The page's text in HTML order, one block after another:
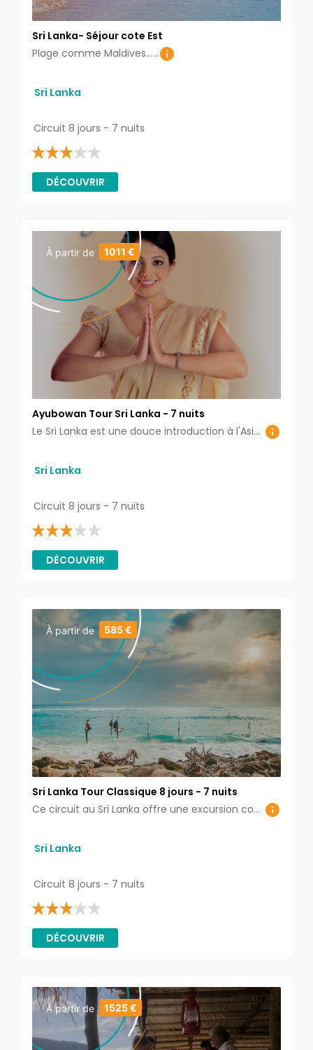
Sri Lanka- Séjour cote Est
Plage comme Maldives......
Sri Lanka
Circuit 8 jours - 7 nuits
DÉCOUVRIR
À partir de 1011 €
Ayubowan Tour Sri Lanka - 7 nuits
Le Sri Lanka est une douce introduction à l'Asie... Une destination véritablement dépaysante et authentique ! Vous serez touché par la gentillesse de ses habitants, émerveillé par la richesse de leur culture.
Sri Lanka
Circuit 8 jours - 7 nuits
DÉCOUVRIR
À partir de 585 €
Sri Lanka Tour Classique 8 jours - 7 nuits
Ce circuit au Sri Lanka offre une excursion complète dans la culture, la nature et l'histoire de cette île. Explorez Colombo, découvrez la spiritualité à Kandy, admirez les plantations de thé à Nuwara Eliya, découvrez le temple d’or de Dambulla, admirez l’espace vert dans le jardin botanique de Peradeniya et partez à la visite du parc national de Minneriya.
Sri Lanka
Circuit 8 jours - 7 nuits
DÉCOUVRIR
À partir de 1525 €